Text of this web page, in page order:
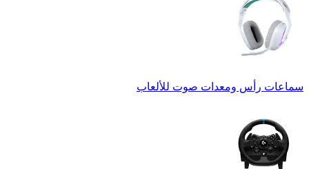
سماعات رأس ومعدات صوت للألعاب